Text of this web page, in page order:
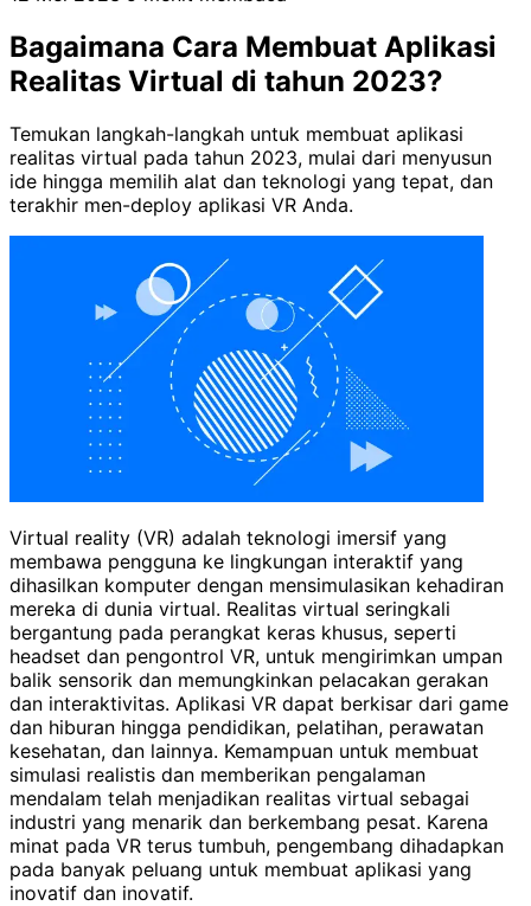
Bagaimana Cara Membuat Aplikasi
Realitas Virtual di tahun 2023?
Temukan langkah-langkah untuk membuat aplikasi
realitas virtual pada tahun 2023, mulai dari menyusun
ide hingga memilih alat dan teknologi yang tepat, dan
terakhir men-deploy aplikasi VR Anda.
Virtual reality (VR) adalah teknologi imersif yang
membawa pengguna ke lingkungan interaktif yang
dihasilkan komputer dengan mensimulasikan kehadiran
mereka di dunia virtual. Realitas virtual seringkali
bergantung pada perangkat keras khusus, seperti
headset dan pengontrol VR, untuk mengirimkan umpan
balik sensorik dan memungkinkan pelacakan gerakan
dan interaktivitas. Aplikasi VR dapat berkisar dari game
dan hiburan hingga pendidikan, pelatihan, perawatan
kesehatan, dan lainnya. Kemampuan untuk membuat
simulasi realistis dan memberikan pengalaman
mendalam telah menjadikan realitas virtual sebagai
industri yang menarik dan berkembang pesat. Karena
minat pada VR terus tumbuh, pengembang dihadapkan
pada banyak peluang untuk membuat aplikasi yang
inovatif dan inovatif.